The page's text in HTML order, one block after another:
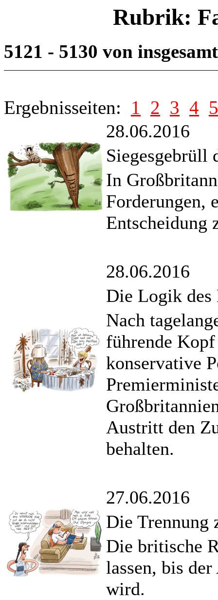
Rubrik:
5121 - 5130 von
Ergebnisseiten: 1 2 3 4 5
28.06.2016
Siegesgebrüll
In
Forderungen,
Entscheidung
28.06.2016
Die Logik des
Nach
führende
konservative
Austritt den
behalten.
27.06.2016
Die Trennung
Die britische
lassen, bis
wird.